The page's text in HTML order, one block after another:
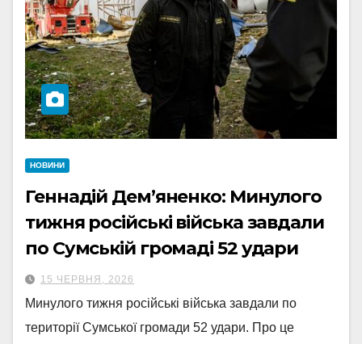
НОВИНИ
Геннадій Дем’яненко: Минулого
тижня російські війська завдали
по Сумській громаді 52 удари
15 ЧЕРВНЯ, 2026
Минулого тижня російські війська завдали по
території Сумської громади 52 удари. Про це